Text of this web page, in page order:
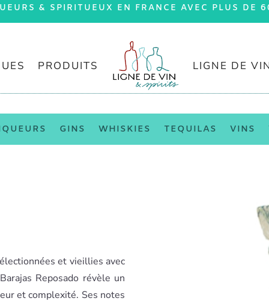
& SPIRITUEUX EN FRANCE AVEC PLUS DE
PRODUITS LIGNE DE
GINS WHISKIES TEQUILAS VINS
et vieillies avec
Reposado révèle un
et complexité. Ses notes